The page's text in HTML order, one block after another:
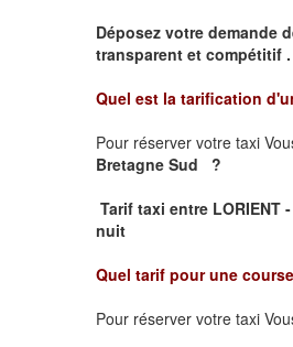
Déposez votre demande
transparent et compétitif .
Quel est la tarification
Pour réserver votre taxi
Bretagne Sud ?
Tarif taxi entre
nuit
Quel tarif pour une
Pour réserver votre taxi